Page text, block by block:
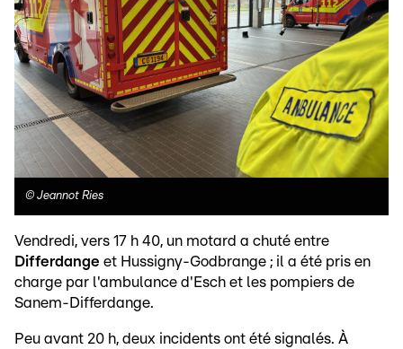
© Jeannot Ries
Vendredi, vers 17 h 40, un motard a chuté entre
Differdange et Hussigny-Godbrange ; il a été pris en
charge par l'ambulance d'Esch et les pompiers de
Sanem-Differdange.
Peu avant 20 h, deux incidents ont été signalés. À